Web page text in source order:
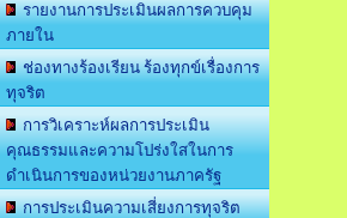
รายงานการประเมินผลการควบคุม
ภายใน
ช่องทางร้องเรียน ร้องทุกข์เรื่องการ
ทุจริต
การวิเคราะห์ผลการประเมิน
คุณธรรมและความโปร่งใสในการ
ดำเนินการของหน่วยงานภาครัฐ
การประเมินความเสี่ยงการทุจริต